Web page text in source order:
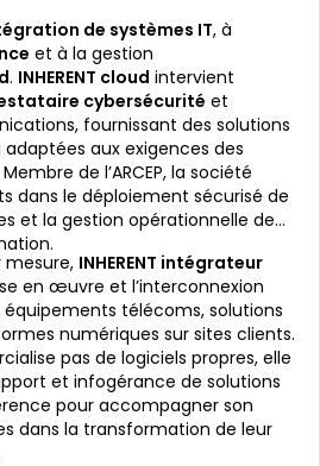
de systèmes IT, à
et à la gestion
. INHERENT cloud intervient
cybersécurité et
fournissant des solutions
aux exigences des
de l’ARCEP, la société
dans le déploiement sécurisé de
et la gestion opérationnelle de
mesure, INHERENT intégrateur
en œuvre et l’interconnexion
télécoms, solutions
numériques sur sites clients.
pas de logiciels propres, elle
et infogérance de solutions
pour accompagner son
dans la transformation de leur